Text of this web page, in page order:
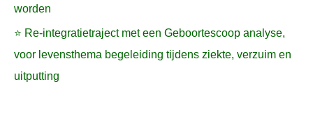
worden
⭐ Re-integratietraject met een Geboortescoop analyse,
voor levensthema begeleiding tijdens ziekte, verzuim en
uitputting